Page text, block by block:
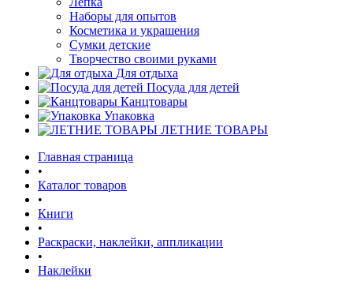
Наборы для опытов
Косметика и украшения
Сумки детские
Творчество своими руками
Для отдыха
Посуда для детей
Канцтовары
Упаковка
ЛЕТНИЕ ТОВАРЫ
Главная страница
•
Каталог товаров
•
Книги
•
Раскраски, наклейки, аппликации
•
Наклейки